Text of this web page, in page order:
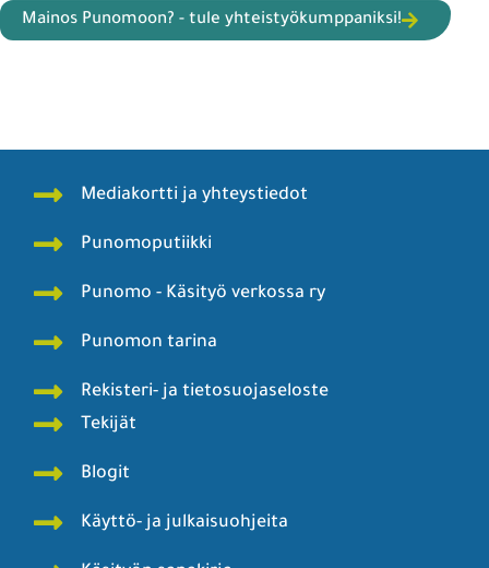
Mainos Punomoon? - tule yhteistyökumppaniksi!
Mediakortti ja yhteystiedot
Punomoputiikki
Punomo - Käsityö verkossa ry
Punomon tarina
Rekisteri- ja tietosuojaseloste
Tekijät
Blogit
Käyttö- ja julkaisuohjeita